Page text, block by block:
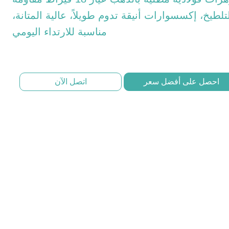
إكسسوارات أنيقة تدوم طويلاً، عالية المتانة،
مناسبة للارتداء اليومي
احصل على أفضل سعر اتصل الآن